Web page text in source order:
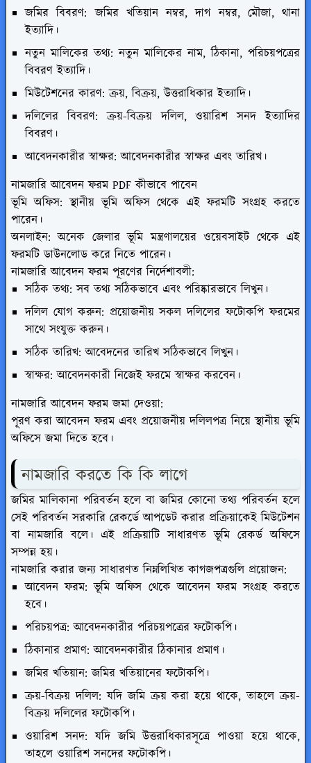
জমির বিবরণ: জমির খতিয়ান নম্বর, দাগ নম্বর, মৌজা, থানা
ইত্যাদি।
নতুন মালিকের তথ্য: নতুন মালিকের নাম, ঠিকানা, পরিচয়পত্রের
বিবরণ ইত্যাদি।
মিউটেশনের কারণ: ক্রয়, বিক্রয়, উত্তরাধিকার ইত্যাদি।
দলিলের বিবরণ: ক্রয়-বিক্রয় দলিল, ওয়ারিশ সনদ ইত্যাদির
বিবরণ।
আবেদনকারীর স্বাক্ষর: আবেদনকারীর স্বাক্ষর এবং তারিখ।
নামজারি আবেদন ফরম PDF কীভাবে পাবেন
ভূমি অফিস: স্থানীয় ভূমি অফিস থেকে এই ফরমটি সংগ্রহ করতে
পারেন।
অনলাইন: অনেক জেলার ভূমি মন্ত্রণালয়ের ওয়েবসাইট থেকে এই
ফরমটি ডাউনলোড করে নিতে পারেন।
নামজারি আবেদন ফরম পূরণের নির্দেশাবলী:
সঠিক তথ্য: সব তথ্য সঠিকভাবে এবং পরিষ্কারভাবে লিখুন।
দলিল যোগ করুন: প্রয়োজনীয় সকল দলিলের ফটোকপি ফরমের
সাথে সংযুক্ত করুন।
সঠিক তারিখ: আবেদনের তারিখ সঠিকভাবে লিখুন।
স্বাক্ষর: আবেদনকারী নিজেই ফরমে স্বাক্ষর করবেন।
নামজারি আবেদন ফরম জমা দেওয়া:
পূরণ করা আবেদন ফরম এবং প্রয়োজনীয় দলিলপত্র নিয়ে স্থানীয় ভূমি
অফিসে জমা দিতে হবে।
নামজারি করতে কি কি লাগে
জমির মালিকানা পরিবর্তন হলে বা জমির কোনো তথ্য পরিবর্তন হলে
সেই পরিবর্তন সরকারি রেকর্ডে আপডেট করার প্রক্রিয়াকেই মিউটেশন
বা নামজারি বলে। এই প্রক্রিয়াটি সাধারণত ভূমি রেকর্ড অফিসে
সম্পন্ন হয়।
নামজারি করার জন্য সাধারণত নিম্নলিখিত কাগজপত্রগুলি প্রয়োজন:
আবেদন ফরম: ভূমি অফিস থেকে আবেদন ফরম সংগ্রহ করতে
হবে।
পরিচয়পত্র: আবেদনকারীর পরিচয়পত্রের ফটোকপি।
ঠিকানার প্রমাণ: আবেদনকারীর ঠিকানার প্রমাণ।
জমির খতিয়ান: জমির খতিয়ানের ফটোকপি।
ক্রয়-বিক্রয় দলিল: যদি জমি ক্রয় করা হয়ে থাকে, তাহলে ক্রয়-
বিক্রয় দলিলের ফটোকপি।
ওয়ারিশ সনদ: যদি জমি উত্তরাধিকারসূত্রে পাওয়া হয়ে থাকে,
তাহলে ওয়ারিশ সনদের ফটোকপি।